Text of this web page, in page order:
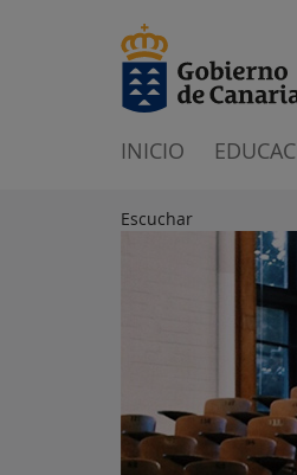
INICIO
Escuchar